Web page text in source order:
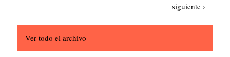
Siguiente
siguiente ›
Ver todo el archivo